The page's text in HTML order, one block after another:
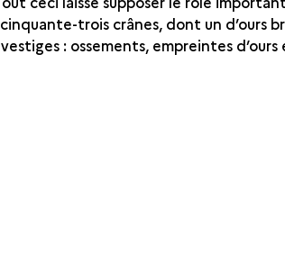
trois crânes, dont un d’ours
: ossements, empreintes